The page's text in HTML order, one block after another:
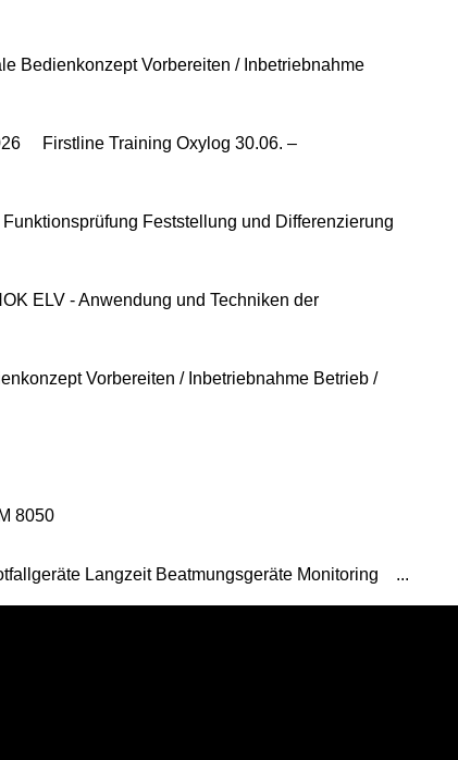
Bedienkonzept Vorbereiten / Inbetriebnahme
Firstline Training Oxylog 30.06. –
Feststellung und Differenzierung
ELV - Anwendung und Techniken der
Vorbereiten / Inbetriebnahme Betrieb /
8050
Langzeit Beatmungsgeräte Monitoring ...